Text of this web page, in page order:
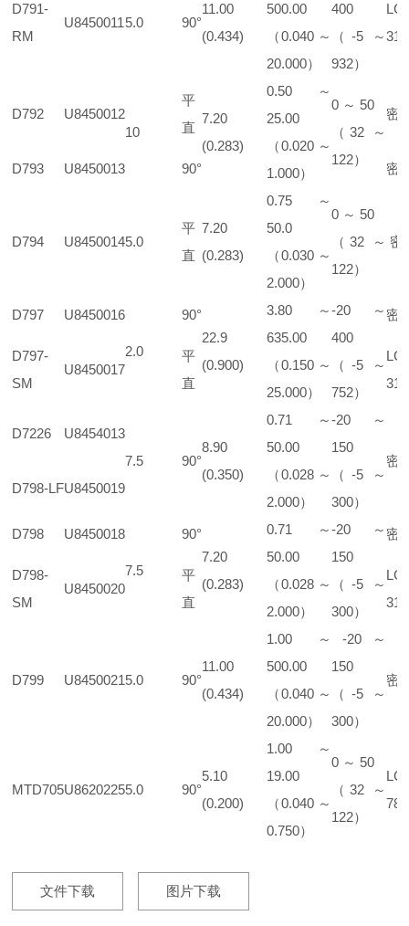
D791-
RM
U8450011 5.0 90°
11.00
(0.434)
500.00
（0.040 ～
20.000）
400
（-5 ～
932）
D792
U8450012
10
平
直
7.20
(0.283)
0.50 ～
25.00
（0.020 ～
1.000）
0 ～ 50
（32 ～
122）
密
D793 U8450013 90° 密
D794 U84500145.0
平
直
7.20
(0.283)
0.75 ～
50.0
（0.030 ～
2.000）
0 ～ 50
（32 ～
122）
密
D797 U8450016
2.0
90°
22.9
(0.900)
3.80 ～
635.00
（0.150 ～
25.000）
-20 ～
400
（-5 ～
752）
密
D797-
SM
U8450017
平
直
D7226
U8454013
7.5
90°
8.90
(0.350)
0.71 ～
50.00
（0.028 ～
2.000）
-20 ～
150
（-5 ～
300）
密
D798-LFU8450019
D798 U8450018
7.5
90°
7.20
(0.283)
0.71 ～
50.00
（0.028 ～
2.000）
-20 ～
150
（-5 ～
300）
密
D798-
SM
U8450020
平
直
D799 U84500215.0 90°
11.00
(0.434)
1.00 ～
500.00
（0.040 ～
20.000）
-20 ～
150
（-5 ～
300）
密
MTD705U86202255.0 90°
5.10
(0.200)
1.00 ～
19.00
（0.040 ～
0.750）
0 ～ 50
（32 ～
122）
78-
文件下载 图片下载